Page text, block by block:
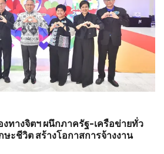
ทางจิตฯ ผนึกภาครัฐ-เครือข่ายทั่ว
ษะชีวิต สร้างโอกาสการจ้างงาน